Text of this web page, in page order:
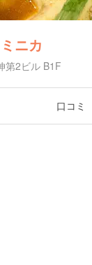
ニカ
第2ビル B1F
口コミ